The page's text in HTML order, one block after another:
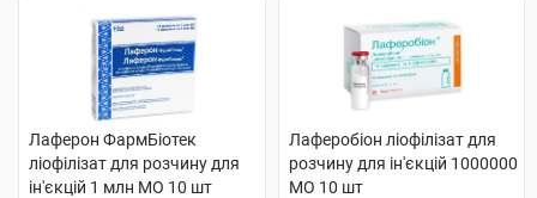
Лаферон ФармБіотек
ліофілізат для розчину для
ін'єкцій 1 млн МО 10 шт
Лаферобіон ліофілізат для
розчину для ін'єкцій 1000000
МО 10 шт